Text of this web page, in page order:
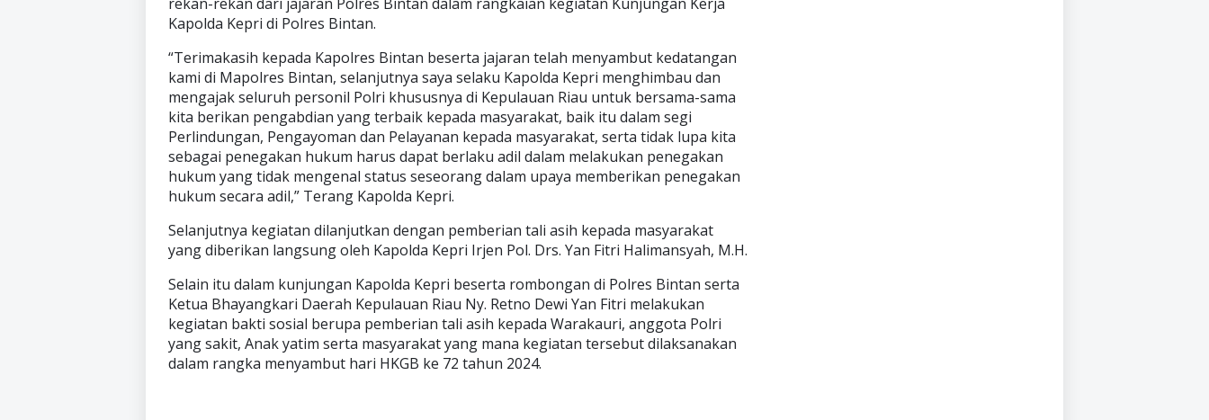
Kapolda Kepri di Polres Bintan.
“Terimakasih kepada Kapolres Bintan beserta jajaran telah menyambut kedatangan
kami di Mapolres Bintan, selanjutnya saya selaku Kapolda Kepri menghimbau dan
mengajak seluruh personil Polri khususnya di Kepulauan Riau untuk bersama-sama
kita berikan pengabdian yang terbaik kepada masyarakat, baik itu dalam segi
Perlindungan, Pengayoman dan Pelayanan kepada masyarakat, serta tidak lupa kita
sebagai penegakan hukum harus dapat berlaku adil dalam melakukan penegakan
hukum yang tidak mengenal status seseorang dalam upaya memberikan penegakan
hukum secara adil,” Terang Kapolda Kepri.
Selanjutnya kegiatan dilanjutkan dengan pemberian tali asih kepada masyarakat
yang diberikan langsung oleh Kapolda Kepri Irjen Pol. Drs. Yan Fitri Halimansyah, M.H.
Selain itu dalam kunjungan Kapolda Kepri beserta rombongan di Polres Bintan serta
Ketua Bhayangkari Daerah Kepulauan Riau Ny. Retno Dewi Yan Fitri melakukan
kegiatan bakti sosial berupa pemberian tali asih kepada Warakauri, anggota Polri
yang sakit, Anak yatim serta masyarakat yang mana kegiatan tersebut dilaksanakan
dalam rangka menyambut hari HKGB ke 72 tahun 2024.